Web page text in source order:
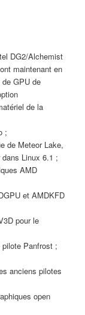
DG2/Alchemist
maintenant en
GPU de
de la
;
de Meteor Lake,
Linux 6.1 ;
AMD
et AMDKFD
pour le
Panfrost ;
anciens pilotes
open